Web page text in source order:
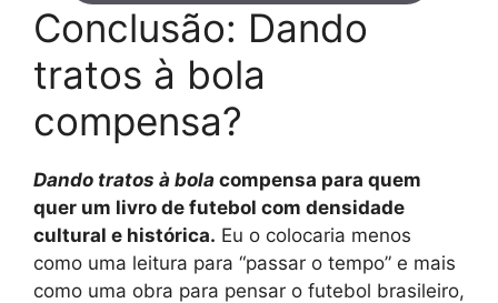
Conclusão: Dando
tratos à bola
compensa?
Dando tratos à bola compensa para quem
quer um livro de futebol com densidade
cultural e histórica. Eu o colocaria menos
como uma leitura para “passar o tempo” e mais
como uma obra para pensar o futebol brasileiro,